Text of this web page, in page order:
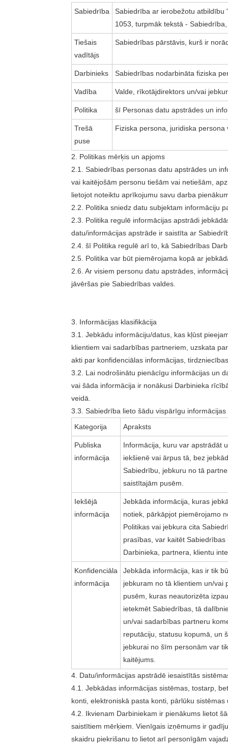
Sabiedrība
Sabiedrība ar ierobežotu atbildību
1053, turpmāk tekstā -
Tiešais
vadītājs
Sabiedrības pārstāvis, kurš ir
Darbinieks Sabiedrības nodarbināta fiziska
Vadība Valde, rīkotājdirektors un/vai
Politika šī Personas datu apstrādes un
Trešā
puse
Fiziska persona, juridiska
2. Politikas mērķis un apjoms
2.1. Sabiedrības personas datu apstrādes un
vai kaitējošām personu tiešām vai netiešām,
lietojot noteiktu aprīkojumu savu darba
2.2. Politika sniedz datu subjektam informāciju
2.3. Politika regulē informācijas apstrādi
datu/informācijas apstrāde ir saistīta ar
2.4. šī Politika regulē arī to, kā Sabiedrības
2.5. Politika var būt piemērojama kopā ar
2.6. Ar visiem personu datu apstrādes,
jāvēršas pie Sabiedrības valdes.
3. Informācijas klasifikācija
3.1. Jebkādu informāciju/datus, kas kļūst
klientiem vai sadarbības partneriem, uzskata
akti par konfidenciālas informācijas,
3.2. Lai nodrošinātu pienācīgu informācijas un
vai šāda informācija ir nonākusi Darbinieka
veidā.
3.3. Sabiedrība lieto šādu vispārīgu informācijas
Kategorija
Apraksts
Publiska
informācija
Informācija, kuru var apstrādāt
iekšienē vai ārpus tā, bez
Sabiedrību, jebkuru no tā
saistītajām pusēm.
Iekšējā
informācija
Jebkāda informācija, kuras
notiek, pārkāpjot piemērojamo
Politikas vai jebkura cita
prasības, var kaitēt Sabiedrības
Darbinieka, partnera, klientu
Konfidenciāla
informācija
Jebkāda informācija, kas ir tik
jebkuram no tā klientiem un/vai
pusēm, kuras neautorizēta
ietekmēt Sabiedrības, tā
un/vai sadarbības partneru
reputāciju, statusu kopumā, un
jebkurai no šīm personām var
kaitējums.
4. Datu/informācijas apstrādē iesaistītās
4.1. Jebkādas informācijas sistēmas, tostarp,
konti, elektroniskā pasta konti, pārlūku
4.2. Ikvienam Darbiniekam ir pienākums lietot
saistītiem mērķiem. Vienīgais izņēmums ir
skaidru piekrišanu to lietot arī personīgām